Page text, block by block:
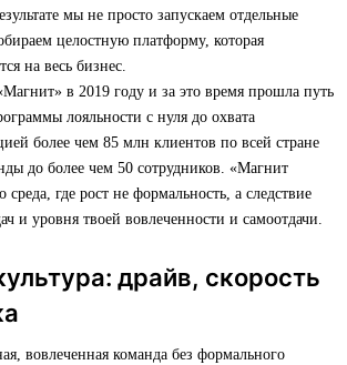
мы не просто запускаем отдельные
целостную платформу, которая
на весь бизнес.
в 2019 году и за это время прошла путь
лояльности с нуля до охвата
более чем 85 млн клиентов по всей стране
до более чем 50 сотрудников. «Магнит
где рост не формальность, а следствие
и уровня твоей вовлеченности и самоотдачи.
драйв, скорость
вовлеченная команда без формального